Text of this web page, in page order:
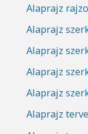
Alaprajz
Alaprajz
Alaprajz
Alaprajz
Alaprajz
Alaprajz